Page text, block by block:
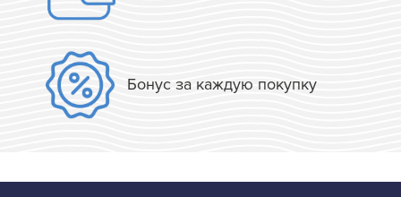
Бонус за каждую покупку